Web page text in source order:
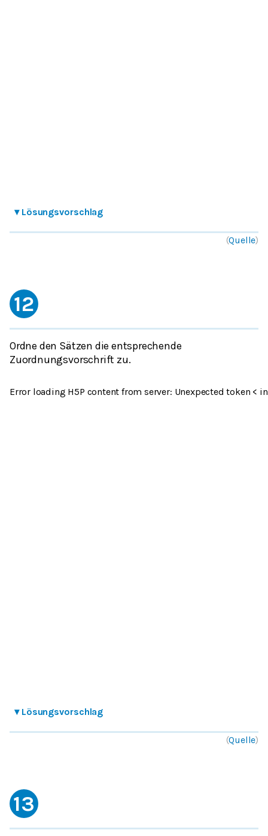
▾ Lösungsvorschlag
(Quelle)
12
Ordne den Sätzen die entsprechende
Zuordnungsvorschrift zu.
Error loading H5P content from server: Unexpected token <
▾ Lösungsvorschlag
(Quelle)
13